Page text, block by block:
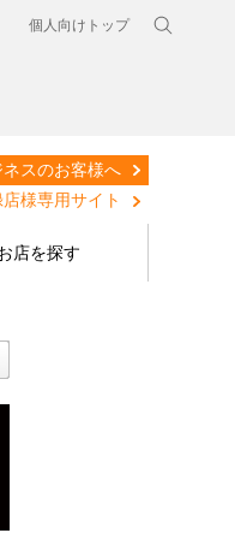
個人向けトップ
ネスのお客様へ
様専用サイト
店を探す